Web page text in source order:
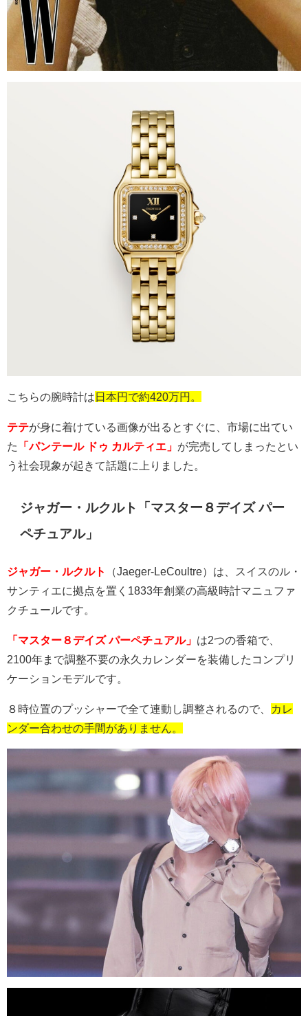
こちらの腕時計は 日本円で約420万円。
テテが身に着けている画像が出るとすぐに、市場に出てい
た
「パンテール ドゥ カルティエ」 が完売してしまったとい
う社会現象が起きて話題に上りました。
ジャガー・ルクルト「マスター８デイズ パー
ペチュアル」
ジャガー・ルクルト （Jaeger-LeCoultre）は、スイスのル・
サンティエに拠点を置く1833年創業の高級時計マニュファ
クチュールです。
「マスター８デイズ パーペチュアル」 は2つの香箱で、
2100年まで調整不要の永久カレンダーを装備したコンプリ
ケーションモデルです。
８時位置のプッシャーで全て連動し調整されるので、
カレ
ンダー合わせの手間がありません。